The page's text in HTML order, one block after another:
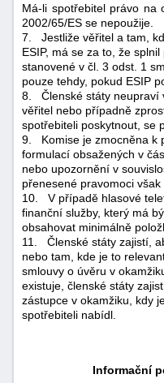
Má-li spotřebitel právo na
2002/65/ES se nepoužije.
7.
Jestliže věřitel a tam,
ESIP, má se za to, že
stanovené v čl. 3 odst. 1
pouze tehdy, pokud ESIP
8.
Členské státy neupraví
věřitel nebo případně
spotřebiteli poskytnout, se
9.
Komise je zmocněna k
formulací obsažených v
nebo upozornění v
přenesené pravomoci
10.
V případě hlasové
finanční služby, který má
obsahovat minimálně
11.
Členské státy zajistí,
nebo tam, kde je to
smlouvy o úvěru v
existuje, členské státy
zástupce v okamžiku, kdy
spotřebiteli nabídl.
Informační